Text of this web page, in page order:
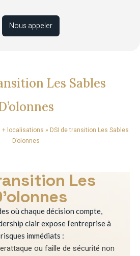
Nous appeler
Les Sables
+ localisations » DSI de transition Les Sables
D’olonnes
Les
où chaque décision compte,
clair expose l’entreprise à
immédiats :
ou faille de sécurité non